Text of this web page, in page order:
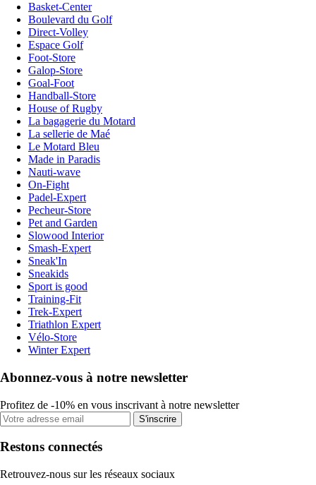
Basket-Center
Boulevard du Golf
Direct-Volley
Espace Golf
Foot-Store
Galop-Store
Goal-Foot
Handball-Store
House of Rugby
La bagagerie du Motard
La sellerie de Maé
Le Motard Bleu
Made in Paradis
Nauti-wave
On-Fight
Padel-Expert
Pecheur-Store
Pet and Garden
Slowood Interior
Smash-Expert
Sneak'In
Sneakids
Sport is good
Training-Fit
Trek-Expert
Triathlon Expert
Vélo-Store
Winter Expert
Abonnez-vous à notre newsletter
Profitez de -10% en vous inscrivant à notre newsletter
S'inscrire
Restons connectés
Retrouvez-nous sur les réseaux sociaux